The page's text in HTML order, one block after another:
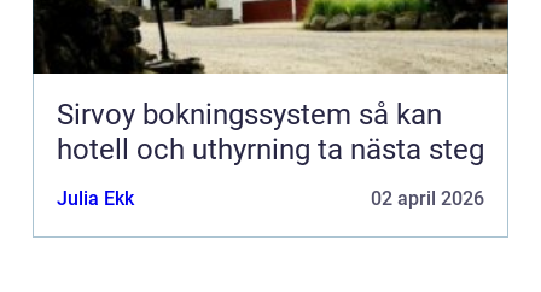
Sirvoy bokningssystem så kan
hotell och uthyrning ta nästa steg
Julia Ekk 02 april 2026